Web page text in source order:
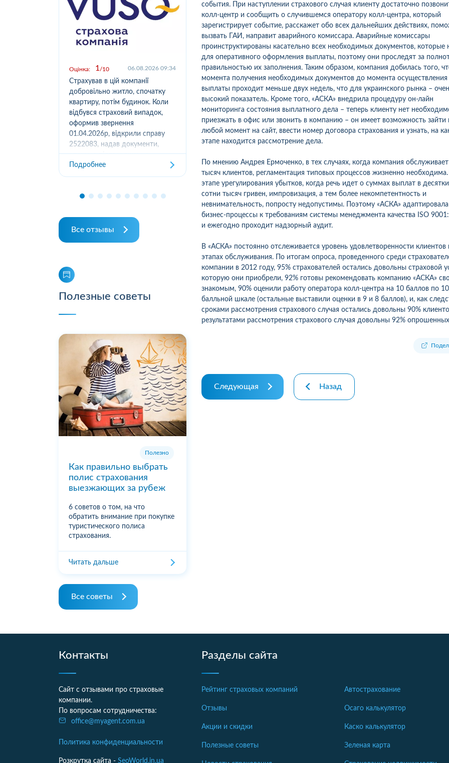
Оцінка: 1 10 06.08.2026 09:34
Страхував в цій компанії
добровільно житло, спочатку
квартиру, потім будинок. Коли
відбувся страховий випадок,
оформив звернення
01.04.2026р, відкрили справу
2522083, надав документи,
отримав підтвердження
отримання, взяли в роботу. 2
місяці жодного повідомлення
Подробнее
Оцінка: 10 10 05.08.2026 19:00
Оформлював сьогодні
(05.08.26р) автоцивілку в
м.Косів, ІФ обл. Хочу подякувати
дівчині-спеціалісту за швидкість
та зручність...
Оцінка: 1 10 05.08.2026
Дуже дивна компанія.
Зателефонував, сказав, що
застрахувати дві свої
На що отримав відповідь -
перетелефонують" Вже
як передзвонюють. Навіщо
Подробнее
Все отзывы
Полезные советы
Полезно
Как правильно выбрать
полис страхования
выезжающих за рубеж
6 советов о том, на что
обратить внимание при покупке
туристического полиса
страхования.
Читать дальше
Все советы
события. При наступлении страхового случая клиенту достаточно
колл-центр и сообщить о случившемся оператору колл-центра, который
зарегистрирует событие, расскажет обо всех дальнейших действиях,
вызвать ГАИ, направит аварийного комиссара. Аварийные комиссары
проинструктированы касательно всех необходимых документов,
для оперативного оформления выплаты, поэтому они проследят за
правильностью их заполнения. Таким образом, компания добилась того,
момента получения необходимых документов до момента осуществления
выплаты проходит меньше двух недель, что для украинского рынка –
высокий показатель. Кроме того, «АСКА» внедрила процедуру он-лайн
мониторинга состояния выплатного дела – теперь клиенту нет
приезжать в офис или звонить в компанию – он имеет возможность зайти
любой момент на сайт, ввести номер договора страхования и узнать, на
этапе находится рассмотрение дела.
По мнению Андрея Ермоченко, в тех случаях, когда компания
тысяч клиентов, регламентация типовых процессов жизненно
этапе урегулирования убытков, когда речь идет о суммах выплат в
сотни тысяч гривен, импровизация, а тем более некомпетентность и
невнимательность, попросту недопустимы. Поэтому «АСКА» адаптировала
бизнес-процессы к требованиям системы менеджмента качества ISO
и ежегодно проходит надзорный аудит.
В «АСКА» постоянно отслеживается уровень удовлетворенности клиентов
этапах обслуживания. По итогам опроса, проведенного среди
компании в 2012 году, 95% страхователей остались довольны страховой
которую они приобрели, 92% готовы рекомендовать компанию «АСКА»
знакомым, 90% оценили работу оператора колл-центра на 10 баллов по
балльной шкале (остальные выставили оценки в 9 и 8 баллов), и, как
сроками рассмотрения страхового случая остались довольны 90%
результатами рассмотрения страхового случая довольны 92%
Следующая Назад
Контакты
Сайт с отзывами про страховые
компании.
По вопросам сотрудничества:
office@myagent.com.ua
Политика конфиденциальности
Розкрутка сайта - SeoWorld.in.ua
Разделы сайта
Рейтинг страховых компаний
Отзывы
Акции и скидки
Полезные советы
Автострахование
Осаго калькулятор
Каско калькулятор
Зеленая карта